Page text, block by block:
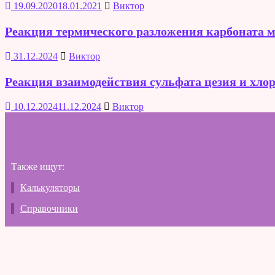
19.09.202018.01.2021 Виктор
Реакция термического разложения карбоната
31.12.2024 Виктор
Реакция взаимодействия сульфата цезия и
10.12.202411.12.2024 Виктор
Также ищут:
Калькуляторы
Справочники